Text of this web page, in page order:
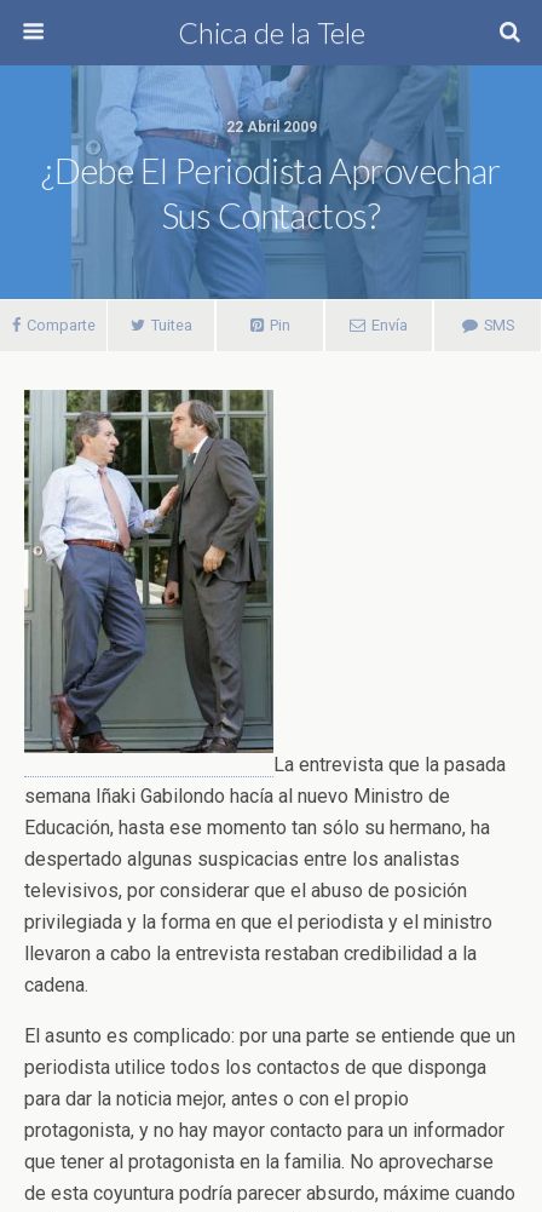
Chica de la Tele
22 Abril 2009
¿Debe El Periodista Aprovechar
Sus Contactos?
Comparte Tuitea Pin Envía SMS
La entrevista que la pasada
semana Iñaki Gabilondo hacía al nuevo Ministro de
Educación, hasta ese momento tan sólo su hermano, ha
despertado algunas suspicacias entre los analistas
televisivos, por considerar que el abuso de posición
privilegiada y la forma en que el periodista y el ministro
llevaron a cabo la entrevista restaban credibilidad a la
cadena.
El asunto es complicado: por una parte se entiende que un
periodista utilice todos los contactos de que disponga
para dar la noticia mejor, antes o con el propio
protagonista, y no hay mayor contacto para un informador
que tener al protagonista en la familia. No aprovecharse
de esta coyuntura podría parecer absurdo, máxime cuando